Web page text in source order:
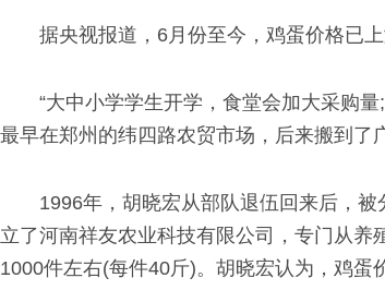
据央视报道，6月份至今，鸡蛋价格已上
“大中小学学生开学，食堂会加大采购
最早在郑州的纬四路农贸市场，后来搬到了
1996年，胡晓宏从部队退伍回来后，
立了河南祥友农业科技有限公司，专门从
1000件左右(每件40斤)。胡晓宏认为，鸡蛋